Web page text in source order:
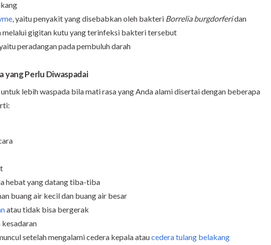
, yaitu penyakit yang disebabkan oleh bakteri Borrelia burgdorferidan
melalui gigitan kutu yang terinfeksi bakteri tersebut
peradangan pada pembuluh darah
yang Perlu Diwaspadai
lebih waspada bila mati rasa yang Anda alami disertai dengan beberapa
hebat yang datang tiba-tiba
buang air kecil dan buang air besar
atau tidak bisa bergerak
kesadaran
setelah mengalami cedera kepala ataucedera tulang belakang